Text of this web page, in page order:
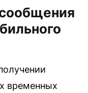
временных